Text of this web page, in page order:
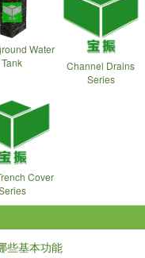
Water
Tank
Channel Drains
Series
Cover
些基本功能